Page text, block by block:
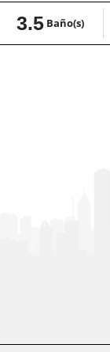
3.5 Baño(s)